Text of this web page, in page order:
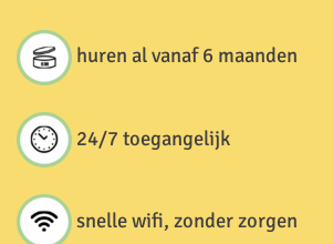
huren al vanaf 6 maanden
24/7 toegangelijk
snelle wifi, zonder zorgen